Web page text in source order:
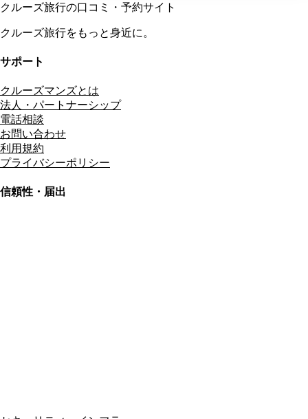
クルーズ旅行の口コミ・予約サイト
クルーズ旅行をもっと身近に。
サポート
クルーズマンズとは
法人・パートナーシップ
電話相談
お問い合わせ
利用規約
プライバシーポリシー
信頼性・届出